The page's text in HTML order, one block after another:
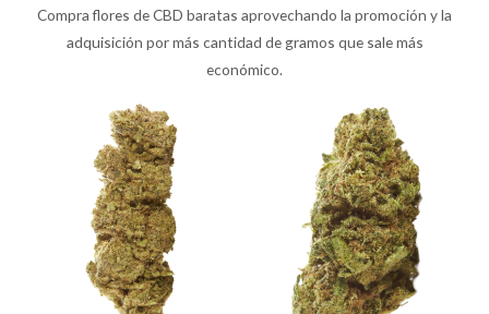
Compra flores de CBD baratas aprovechando la promoción y la
adquisición por más cantidad de gramos que sale más
económico.